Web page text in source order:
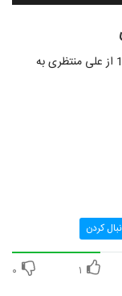
موزیک جدید و زیبای نیلوفر من با کیفیت 320 و 128 از علی منتظری به
کردن
۱ ۰